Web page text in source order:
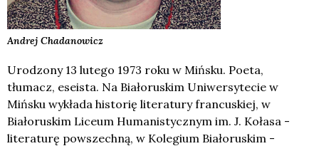
Andrej Chadanowicz
Urodzony 13 lutego 1973 roku w Mińsku. Poeta,
tłumacz, eseista. Na Białoruskim Uniwersytecie w
Mińsku wykłada historię literatury francuskiej, w
Białoruskim Liceum Humanistycznym im. J. Kołasa -
literaturę powszechną, w Kolegium Białoruskim -